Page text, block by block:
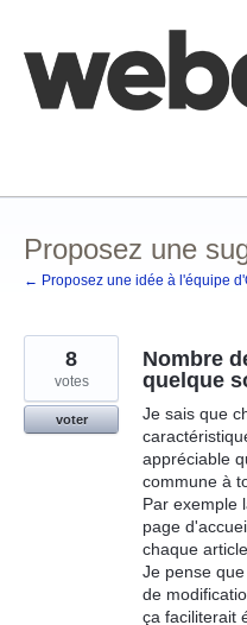
contenu
Proposez une
← Proposez une idée à l'équipe
Nombre
quelque
Je sais que
appréciable
commune à
Par exemple
page
chaque article.
Je pense
de
ça faciliterait
8
votes
voter